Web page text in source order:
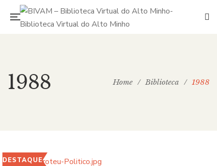
1988 Home / Biblioteca / 1988
DESTAQUE